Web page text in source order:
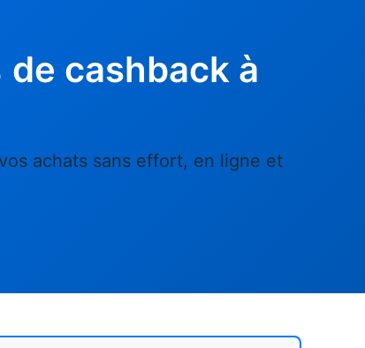
de cashback à
achats sans effort, en ligne et